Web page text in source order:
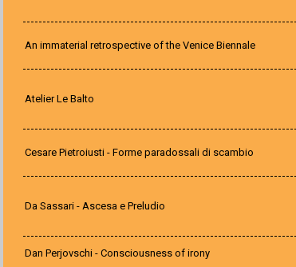
An immaterial retrospective of the Venice Biennale
Atelier Le Balto
Cesare Pietroiusti - Forme paradossali di scambio
Da Sassari - Ascesa e Preludio
Dan Perjovschi - Consciousness of irony